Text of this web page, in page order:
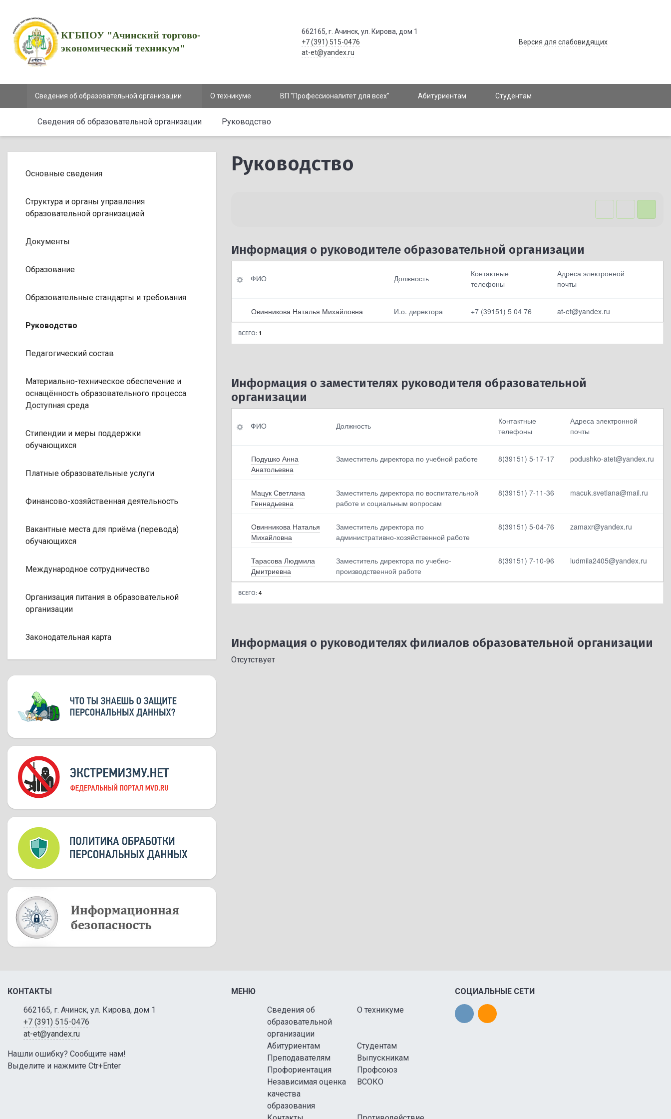
КГБПОУ "Ачинский торгово-
экономический техникум"
662165, г. Ачинск, ул. Кирова, дом 1
+7 (391) 515-0476
at-et@yandex.ru
Версия для слабовидящих
Сведения об образовательной организации О техникуме ВП "Профессионалитет для всех" Абитуриентам Студентам
Сведения об образовательной организации Руководство
Основные сведения
Структура и органы управления
образовательной организацией
Документы
Образование
Образовательные стандарты и требования
Руководство
Педагогический состав
Материально-техническое обеспечение и
оснащённость образовательного процесса.
Доступная среда
Стипендии и меры поддержки
обучающихся
Платные образовательные услуги
Финансово-хозяйственная деятельность
Вакантные места для приёма (перевода)
обучающихся
Международное сотрудничество
Организация питания в образовательной
организации
Законодательная карта
Руководство
Информация о руководителе образовательной организации
электронной<br>по
чты
ФИО Должность
Контактные
телефоны
Адреса электронной
почты
Овинникова Наталья Михайловна И.о. директора +7 (39151) 5 04 76 at-et@yandex.ru
ВСЕГО: 1
Информация о заместителях руководителя образовательной
организации
ефоны
электронной<br>по
ФИО Должность
Контактные
телефоны
Адреса электронной
почты
Подушко Анна
Анатольевна
Заместитель директора по учебной работе 8(39151) 5-17-17 podushko-atet@yandex.ru
Мацук Светлана
Геннадьевна
Заместитель директора по воспитательной
работе и социальным вопросам
8(39151) 7-11-36 macuk.svetlana@mail.ru
Овинникова Наталья
Михайловна
Заместитель директора по
административно-хозяйственной работе
8(39151) 5-04-76 zamaxr@yandex.ru
Тарасова Людмила
Дмитриевна
Заместитель директора по учебно-
производственной работе
8(39151) 7-10-96 ludmila2405@yandex.ru
ВСЕГО: 4
Информация о руководителях филиалов образовательной организации
Отсутствует
КОНТАКТЫ
662165, г. Ачинск, ул. Кирова, дом 1
+7 (391) 515-0476
at-et@yandex.ru
Нашли ошибку? Сообщите нам!
Выделите и нажмите Ctr+Enter
МЕНЮ
Сведения об
образовательной
организации
О техникуме
Абитуриентам
Студентам
Преподавателям
Выпускникам
Профориентация
Профсоюз
Независимая оценка
качества
образования
ВСОКО
СОЦИАЛЬНЫЕ СЕТИ